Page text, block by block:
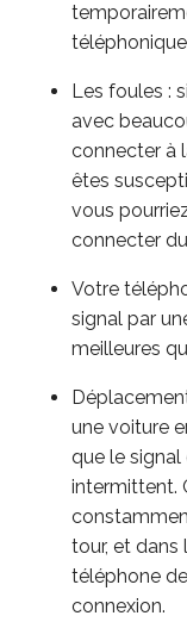
Les foules :
avec
connecter à
êtes
vous
connecter
Votre
signal par
meilleures
une voiture
que le
intermittent.
tour, et dans
téléphone
connexion.